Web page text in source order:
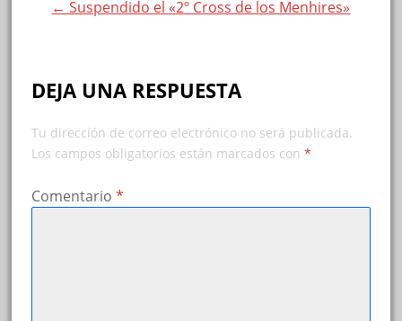
← Suspendido el «2º Cross de los Menhires»
DEJA UNA RESPUESTA
Tu dirección de correo electrónico no será publicada.
Los campos obligatorios están marcados con *
Comentario *